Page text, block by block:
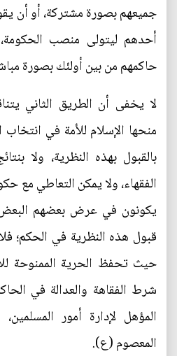
جميعهم بصورة مشتركة، أو أن
أحدهم ليتولى منصب
حاكمهم من بين أولئك بصورة
لا يخفى أن الطريق الثاني
منحها الإسلام للأمة في انتخاب
بالقبول بهذه النظرية، ولا
الفقهاء، ولا يمكن التعاطي مع
يكونون في عرض بعضهم
قبول هذه النظرية في الحكم؛
حيث تحفظ الحرية الممنوحة
شرط الفقاهة والعدالة في
المؤهل لإدارة أمور
المعصوم (ع).